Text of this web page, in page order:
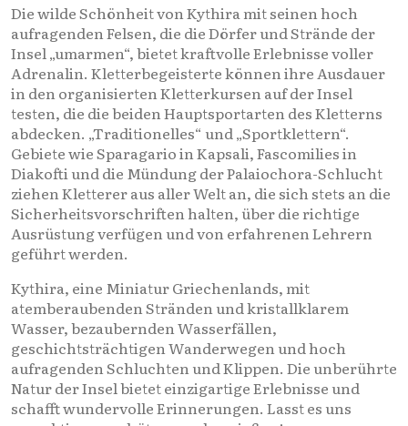
Die wilde Schönheit von Kythira mit seinen hoch
aufragenden Felsen, die die Dörfer und Strände der
Insel „umarmen“, bietet kraftvolle Erlebnisse voller
Adrenalin. Kletterbegeisterte können ihre Ausdauer
in den organisierten Kletterkursen auf der Insel
testen, die die beiden Hauptsportarten des Kletterns
abdecken. „Traditionelles“ und „Sportklettern“.
Gebiete wie Sparagario in Kapsali, Fascomilies in
Diakofti und die Mündung der Palaiochora-Schlucht
ziehen Kletterer aus aller Welt an, die sich stets an die
Sicherheitsvorschriften halten, über die richtige
Ausrüstung verfügen und von erfahrenen Lehrern
geführt werden.
Kythira, eine Miniatur Griechenlands, mit
atemberaubenden Stränden und kristallklarem
Wasser, bezaubernden Wasserfällen,
geschichtsträchtigen Wanderwegen und hoch
aufragenden Schluchten und Klippen. Die unberührte
Natur der Insel bietet einzigartige Erlebnisse und
schafft wundervolle Erinnerungen. Lasst es uns